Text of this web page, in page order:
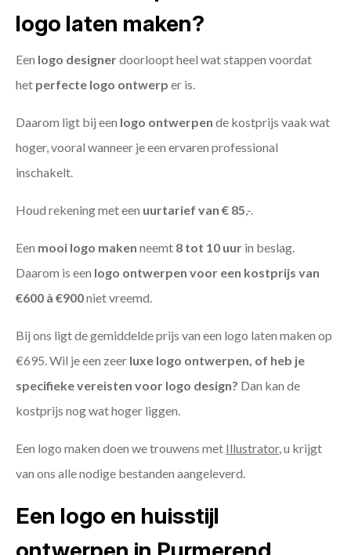
logo laten maken?
Een logo designerdoorloopt heel wat stappen voordat
het perfecte logo ontwerp er is.
Daarom ligt bij een logo ontwerpen de kostprijs vaak wat
hoger, vooral wanneer je een ervaren professional
inschakelt.
Houd rekening met een uurtarief van € 85,-.
Een mooi logo maken neemt 8 tot 10 uur in beslag.
Daarom is een logo ontwerpen voor een kostprijs van
€600 à €900niet vreemd.
Bij ons ligt de gemiddelde prijs van een logo laten maken op
€695. Wil je een zeer luxe logo ontwerpen, of heb je
specifieke vereisten voor logo design? Dan kan de
kostprijs nog wat hoger liggen.
Een logo maken doen we trouwens met Illustrator, u krijgt
van ons alle nodige bestanden aangeleverd.
Een logo en huisstijl